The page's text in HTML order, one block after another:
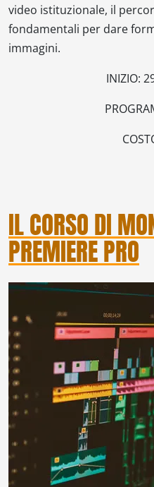
video istituzionale, il
fondamentali per dare
immagini.
INIZIO:
IL CORSO DI
PREMIERE PRO